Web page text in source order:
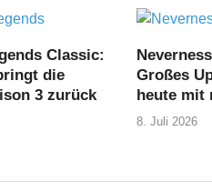
Classic:
die
3 zurück
Großes
heute mit
8. Juli 2026